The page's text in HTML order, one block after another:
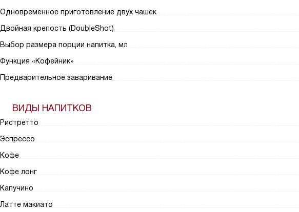
Одновременное приготовление двух чашек
Двойная крепость (DoubleShot)
Выбор размера порции напитка, мл
Функция «Кофейник»
Предварительное заваривание
ВИДЫ НАПИТКОВ
Ристретто
Эспрессо
Кофе
Кофе лонг
Капучино
Латте макиато